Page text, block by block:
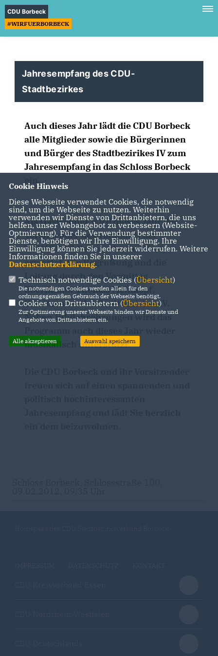
CDU Borbeck
#WIRFUERBORBECK
Jahresempfang des CDU-
Stadtbezirkes
Auch dieses Jahr lädt die CDU Borbeck
alle Mitglieder sowie die Bürgerinnen
und Bürger des Stadtbezirikes IV zum
Jahresempfang in das Schloss Borbeck
ein.
Als Gastredner wird dieses Jahr der
Vorsitzender des Vorstands der
TRIMET AG Essen, Martin Iffert,
erwartet. Die Begrüßung und die
Leitung durch den Vormittag
übernimmt Thomas Mehlkopf,
Vorsitzender des Stadtbezirkes IV.
Neben Jubilahrehrungen wird das
musikalisch unterstützt.
Cookie Hinweis
Diese Webseite verwendet Cookies, die notwendig
sind, um die Webseite zu nutzen. Weiterhin
verwenden wir Dienste von Drittanbietern, die uns
helfen, unser Webangebot zu verbessern (Website-
Optmierung). Für die Verwendung bestimmter
Dienste, benötigen wir Ihre Einwilligung. Ihre
Einwilligung können Sie jederzeit widerrufen. Weitere
Informationen finden Sie in unserer
Datenschutzerklärung.
Technisch notwendige Cookies (Übersicht)
Die notwendigen Cookies werden allein für den
ordnungsgemäßen Gebrauch der Webseite benötigt.
Cookies von Drittanbietern (Übersicht)
Zur Optimierung unserer Webseite binden wir Dienste und
Angebote von Drittanbietern ein.
Alle akzeptieren Auswahl speichern